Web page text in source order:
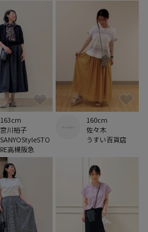
SANYOStyleSTO
RE高槻阪急
宮川裕子
163cm
うすい百貨店
佐々木
160cm